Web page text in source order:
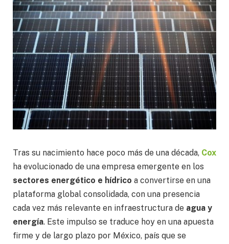
Tras su nacimiento hace poco más de una década, Cox
ha evolucionado de una empresa emergente en los
sectores energético e hídrico a convertirse en una
plataforma global consolidada, con una presencia
cada vez más relevante en infraestructura de agua y
energía. Este impulso se traduce hoy en una apuesta
firme y de largo plazo por México, país que se